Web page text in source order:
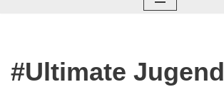
#Ultimate Jugend